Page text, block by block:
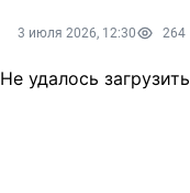
3 июля 2026, 12:30 264
Не удалось